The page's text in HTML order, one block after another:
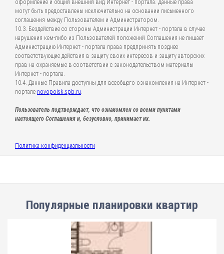
оформление и общий внешний вид Интернет - портала. Данные права
могут быть предоставлены исключительно на основании письменного
соглашения между Пользователем и Администратором.
10.3. Бездействие со стороны Администрации Интернет - портала в случае
нарушения кем-либо из Пользователей положений Соглашения не лишает
Администрацию Интернет - портала права предпринять позднее
соответствующие действия в защиту своих интересов и защиту авторских
прав на охраняемые в соответствии с законодательством материалы
Интернет - портала.
10.4. Данные Правила доступны для всеобщего ознакомления на Интернет -
портале novopoisk.spb.ru.
Пользователь подтверждает, что ознакомлен со всеми пунктами
настоящего Соглашения и, безусловно, принимает их.
Политика конфиденциальности
Популярные планировки квартир